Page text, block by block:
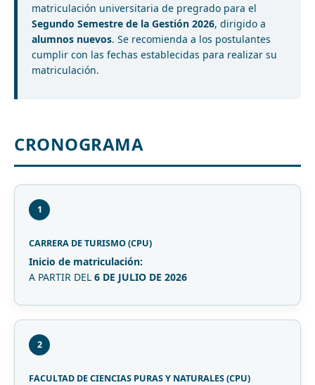
matriculación universitaria de pregrado para el
Segundo Semestre de la Gestión 2026, dirigido a
alumnos nuevos. Se recomienda a los postulantes
cumplir con las fechas establecidas para realizar su
matriculación.
CRONOGRAMA
1
CARRERA DE TURISMO (CPU)
Inicio de matriculación:
A PARTIR DEL 6 DE JULIO DE 2026
2
FACULTAD DE CIENCIAS PURAS Y NATURALES (CPU)